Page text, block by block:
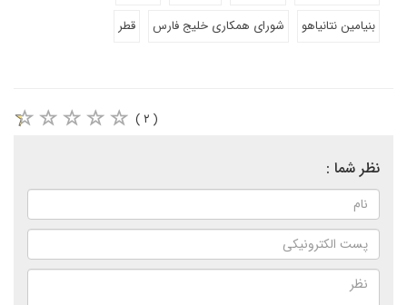
بنیامین نتانیاهو
شورای همکاری خلیج فارس قطر
( ۲ )
نظر شما :